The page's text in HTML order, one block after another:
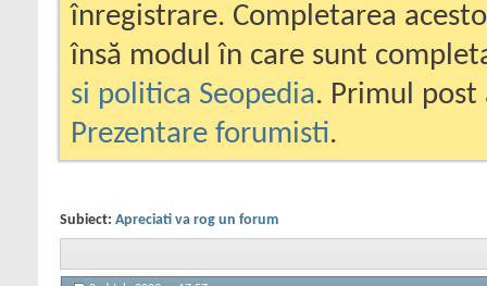
înregistrare. Completarea
însă modul în care sunt
si politica Seopedia. Primul
Prezentare forumisti.
Subiect: Apreciati va rog un forum